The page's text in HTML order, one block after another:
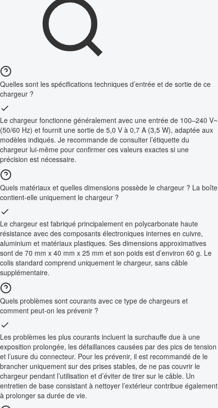
Quelles sont les spécifications techniques d’entrée et de sortie de ce
chargeur ?
Le chargeur fonctionne généralement avec une entrée de 100–240 V~
(50/60 Hz) et fournit une sortie de 5,0 V à 0,7 A (3,5 W), adaptée aux
modèles indiqués. Je recommande de consulter l’étiquette du
chargeur lui-même pour confirmer ces valeurs exactes si une
précision est nécessaire.
Quels matériaux et quelles dimensions possède le chargeur ? La boîte
contient-elle uniquement le chargeur ?
Le chargeur est fabriqué principalement en polycarbonate haute
résistance avec des composants électroniques internes en cuivre,
aluminium et matériaux plastiques. Ses dimensions approximatives
sont de 70 mm x 40 mm x 25 mm et son poids est d’environ 60 g. Le
colis standard comprend uniquement le chargeur, sans câble
supplémentaire.
Quels problèmes sont courants avec ce type de chargeurs et
comment peut-on les prévenir ?
Les problèmes les plus courants incluent la surchauffe due à une
exposition prolongée, les défaillances causées par des pics de tension
et l’usure du connecteur. Pour les prévenir, il est recommandé de le
brancher uniquement sur des prises stables, de ne pas couvrir le
chargeur pendant l’utilisation et d’éviter de tirer sur le câble. Un
entretien de base consistant à nettoyer l’extérieur contribue également
à prolonger sa durée de vie.